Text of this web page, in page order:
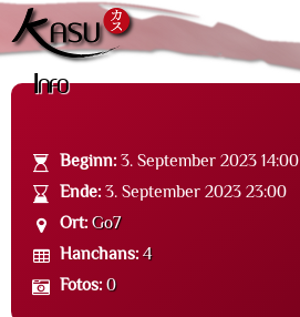
Info
Beginn: 3. September 2023 14:00
Ende: 3. September 2023 23:00
Ort: Go7
Hanchans: 4
Fotos: 0